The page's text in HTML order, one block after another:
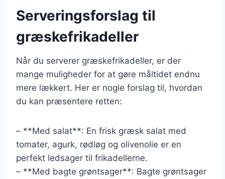
Serveringsforslag til
græskefrikadeller
Når du serverer græskefrikadeller, er der
mange muligheder for at gøre måltidet endnu
mere lækkert. Her er nogle forslag til, hvordan
du kan præsentere retten:
– **Med salat**: En frisk græsk salat med
tomater, agurk, rødløg og olivenolie er en
perfekt ledsager til frikadellerne.
– **Med bagte grøntsager**: Bagte grøntsager